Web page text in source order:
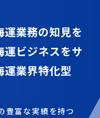
業務の知見を
運ビジネスをサ
運業界特化型
豊富な実績を持つ